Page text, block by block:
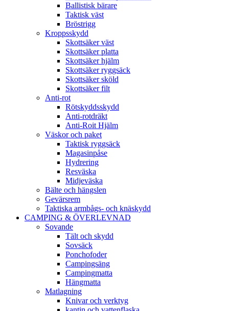
Ballistisk bärare
Taktisk väst
Bröstrigg
Kroppsskydd
Skottsäker väst
Skottsäker platta
Skottsäker hjälm
Skottsäker ryggsäck
Skottsäker sköld
Skottsäker filt
Anti-rot
Rötskyddsskydd
Anti-rotdräkt
Anti-Roit Hjälm
Väskor och paket
Taktisk ryggsäck
Magasinpåse
Hydrering
Resväska
Midjeväska
Bälte och hängslen
Gevärsrem
Taktiska armbågs- och knäskydd
CAMPING & ÖVERLEVNAD
Sovande
Tält och skydd
Sovsäck
Ponchofoder
Campingsäng
Campingmatta
Hängmatta
Matlagning
Knivar och verktyg